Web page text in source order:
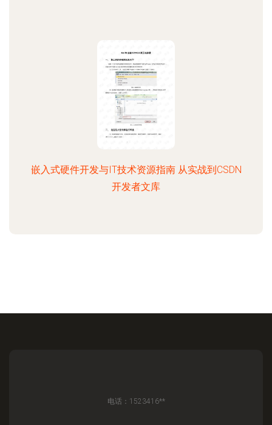
嵌入式硬件开发与IT技术资源指南 从实战到CSDN
开发者文库
电话：1523416**